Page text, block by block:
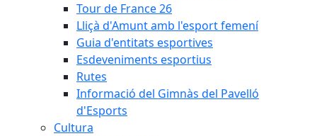
Tour de France 26
Lliçà d'Amunt amb l'esport femení
Guia d'entitats esportives
Esdeveniments esportius
Rutes
Informació del Gimnàs del Pavelló
d'Esports
Cultura